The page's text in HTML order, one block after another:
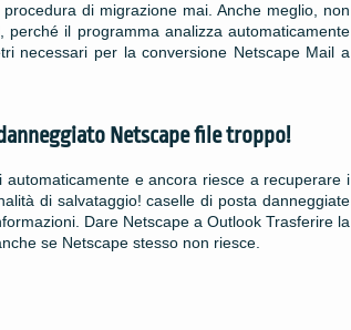
di migrazione mai. Anche meglio, non
il programma analizza automaticamente
necessari per la conversione Netscape Mail a
Netscapefile troppo!
e ancora riesce a recuperare i
di salvataggio! caselle di posta danneggiate
Dare Netscape a Outlook Trasferire la
se Netscape stesso non riesce.